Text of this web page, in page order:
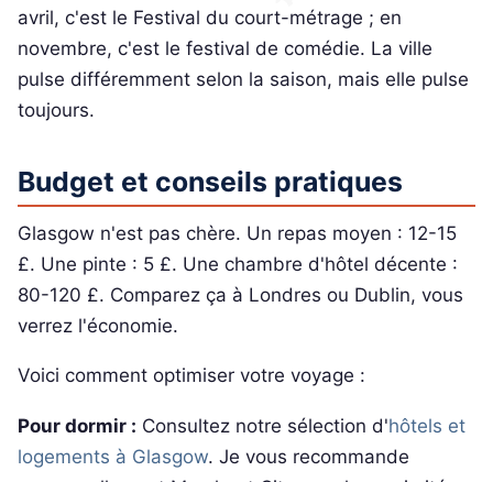
avril, c'est le Festival du court-métrage ; en
novembre, c'est le festival de comédie. La ville
pulse différemment selon la saison, mais elle pulse
toujours.
Budget et conseils pratiques
Glasgow n'est pas chère. Un repas moyen : 12-15
£. Une pinte : 5 £. Une chambre d'hôtel décente :
80-120 £. Comparez ça à Londres ou Dublin, vous
verrez l'économie.
Voici comment optimiser votre voyage :
Pour dormir : Consultez notre sélection d'hôtels et
logements à Glasgow. Je vous recommande